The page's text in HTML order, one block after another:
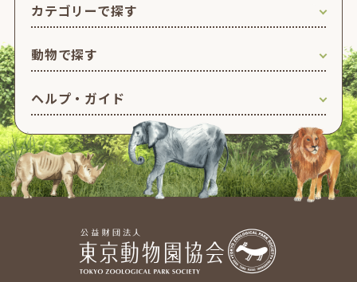
カテゴリーで探す
動物で探す
ヘルプ・ガイド